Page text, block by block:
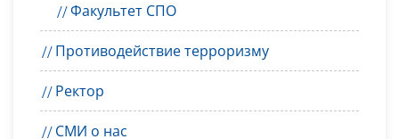
Факультет СПО
Противодействие терроризму
Ректор
СМИ о нас